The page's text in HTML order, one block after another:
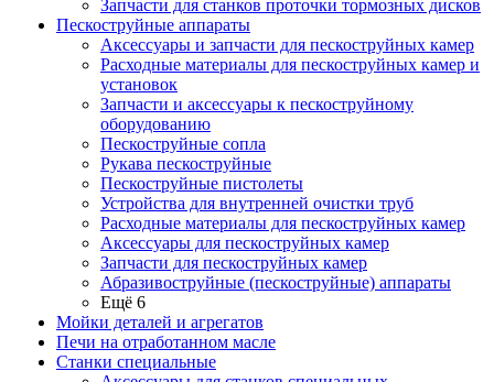
Запчасти для станков проточки тормозных дисков
Пескоструйные аппараты
Аксессуары и запчасти для пескоструйных камер
Расходные материалы для пескоструйных камер и
установок
Запчасти и аксессуары к пескоструйному
оборудованию
Пескоструйные сопла
Рукава пескоструйные
Пескоструйные пистолеты
Устройства для внутренней очистки труб
Расходные материалы для пескоструйных камер
Аксессуары для пескоструйных камер
Запчасти для пескоструйных камер
Абразивоструйные (пескоструйные) аппараты
Ещё 6
Мойки деталей и агрегатов
Печи на отработанном масле
Станки специальные